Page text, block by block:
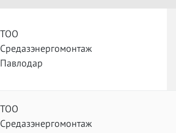
ТОО
Средазэнергомонтаж
Павлодар
ТОО
Средазэнергомонтаж